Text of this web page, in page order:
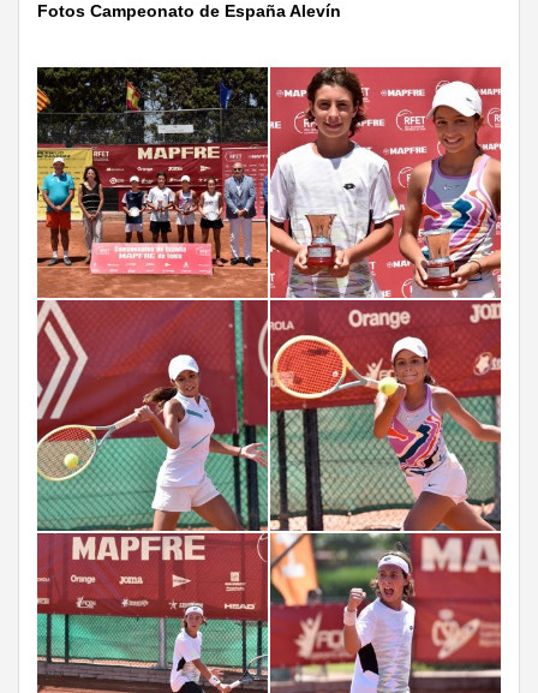
Fotos Campeonato de España Alevín